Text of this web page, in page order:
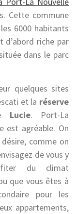
Cette commune
6000 habitants
d’abord riche par
dans le parc
quelques sites
et la réserve
Lucie. Port-La
est agréable. On
comme on
de vous y
du climat
que vous êtes à
pour les
appartements,